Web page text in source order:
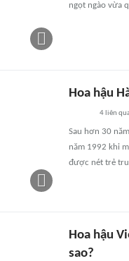
ngọt ngào vừa
Hoa hậu
4 liên
Sau hơn 30
năm 1992 khi
được nét trẻ
Hoa hậu
sao?